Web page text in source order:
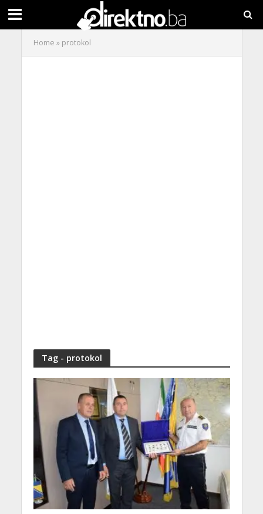
Home » protokol
Tag - protokol